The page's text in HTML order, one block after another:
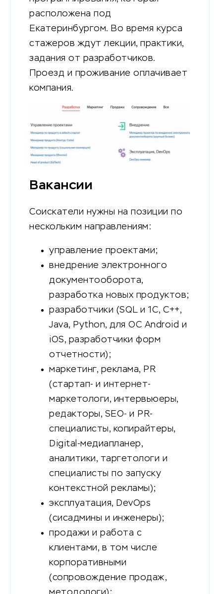
расположена под
Екатеринбургом. Во время курса
стажеров ждут лекции, практики,
задания от разработчиков.
Проезд и проживание оплачивает
компания.
Вакансии
Соискатели нужны на позиции по
нескольким направлениям:
управление проектами;
внедрение электронного
документооборота,
разработка новых продуктов;
разработчики (SQL и 1С, C++,
Java, Python, для ОС Android и
iOS, разработчики форм
отчетности);
маркетинг, реклама, PR
(стартап- и интернет-
маркетологи, интервьюеры,
редакторы, SEO- и PR-
специалисты, копирайтеры,
Digital‑медиапланер,
аналитики, таргетологи и
специалисты по запуску
контекстной рекламы);
эксплуатация, DevOps
(сисадмины и инженеры);
продажи и работа с
клиентами, в том числе
корпоративными
(сопровождение продаж,